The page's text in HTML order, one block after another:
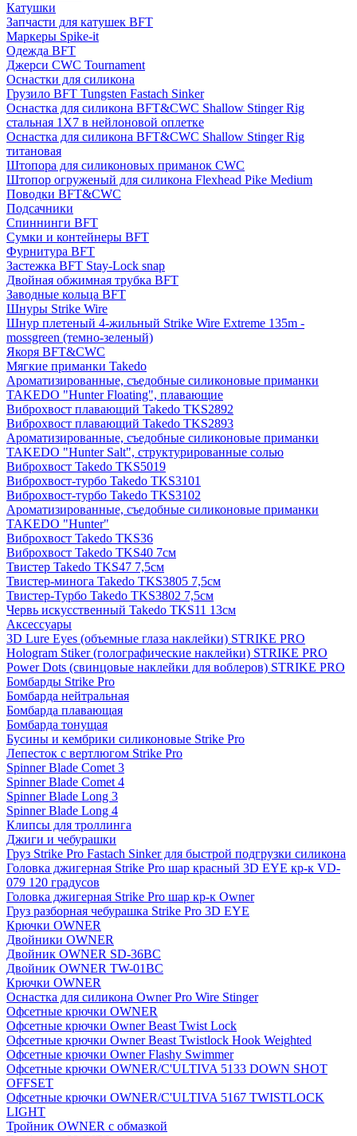
Катушки
Запчасти для катушек BFT
Маркеры Spike-it
Одежда BFT
Джерси CWC Tournament
Оснастки для силикона
Грузило BFT Tungsten Fastach Sinker
Оснастка для силикона BFT&CWC Shallow Stinger Rig
стальная 1X7 в нейлоновой оплетке
Оснастка для силикона BFT&CWC Shallow Stinger Rig
титановая
Штопора для силиконовых приманок CWC
Штопор огруженый для силикона Flexhead Pike Medium
Поводки BFT&CWC
Подсачники
Спиннинги BFT
Сумки и контейнеры BFT
Фурнитура BFT
Застежка BFT Stay-Lock snap
Двойная обжимная трубка BFT
Заводные кольца BFT
Шнуры Strike Wire
Шнур плетеный 4-жильный Strike Wire Extreme 135m -
mossgreen (темно-зеленый)
Якоря BFT&CWC
Мягкие приманки Takedo
Ароматизированные, съедобные силиконовые приманки
TAKEDO "Hunter Floating", плавающие
Виброхвост плавающий Takedo TKS2892
Виброхвост плавающий Takedo TKS2893
Ароматизированные, съедобные силиконовые приманки
TAKEDO "Hunter Salt", структурированные солью
Виброхвост Takedo TKS5019
Виброхвост-турбо Takedo TKS3101
Виброхвост-турбо Takedo TKS3102
Ароматизированные, съедобные силиконовые приманки
TAKEDO "Hunter"
Виброхвост Takedo TKS36
Виброхвост Takedo TKS40 7см
Твистер Takedo TKS47 7,5см
Твистер-минога Takedo TKS3805 7,5см
Твистер-Турбо Takedo TKS3802 7,5см
Червь искусственный Takedo TKS11 13см
Аксессуары
3D Lure Eyes (объемные глаза наклейки) STRIKE PRO
Hologram Stiker (голографические наклейки) STRIKE PRO
Power Dots (свинцовые наклейки для воблеров) STRIKE PRO
Бомбарды Strike Pro
Бомбарда нейтральная
Бомбарда плавающая
Бомбарда тонущая
Бусины и кембрики силиконовые Strike Pro
Лепесток с вертлюгом Strike Pro
Spinner Blade Comet 3
Spinner Blade Comet 4
Spinner Blade Long 3
Spinner Blade Long 4
Клипсы для троллинга
Джиги и чебурашки
Груз Strike Pro Fastach Sinker для быстрой подгрузки силикона
Головка джигерная Strike Pro шар красный 3D EYE кр-к VD-
079 120 градусов
Головка джигерная Strike Pro шар кр-к Owner
Груз разборная чебурашка Strike Pro 3D EYE
Крючки OWNER
Двойники OWNER
Двойник OWNER SD-36BC
Двойник OWNER TW-01BC
Крючки OWNER
Оснастка для силикона Owner Pro Wire Stinger
Офсетные крючки OWNER
Офсетные крючки Owner Beast Twist Lock
Офсетные крючки Owner Beast Twistlock Hook Weighted
Офсетные крючки Owner Flashy Swimmer
Офсетные крючки OWNER/C'ULTIVA 5133 DOWN SHOT
OFFSET
Офсетные крючки OWNER/C'ULTIVA 5167 TWISTLOCK
LIGHT
Тройник OWNER с обмазкой